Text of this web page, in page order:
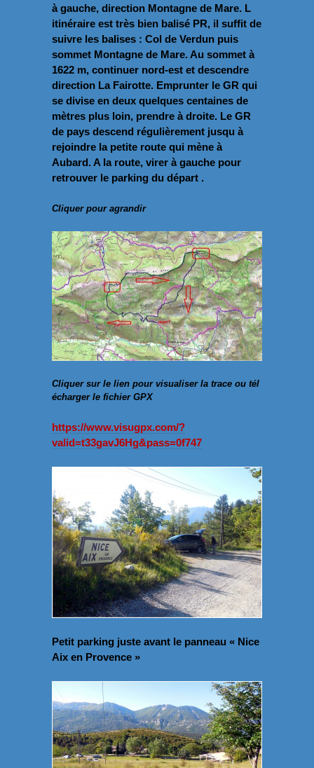
à gauche, direction Montagne de Mare. L
itinéraire est très bien balisé PR, il suffit de
suivre les balises : Col de Verdun puis
sommet Montagne de Mare. Au sommet à
1622 m, continuer nord-est et descendre
direction La Fairotte. Emprunter le GR qui
se divise en deux quelques centaines de
mètres plus loin, prendre à droite. Le GR
de pays descend régulièrement jusqu à
rejoindre la petite route qui mène à
Aubard. A la route, virer à gauche pour
retrouver le parking du départ .
Cliquer pour agrandir
Cliquer sur le lien pour visualiser la trace ou tél
écharger le fichier GPX
https://www.visugpx.com/?
valid=t33gavJ6Hg&pass=0f747
Petit parking juste avant le panneau « Nice
Aix en Provence »